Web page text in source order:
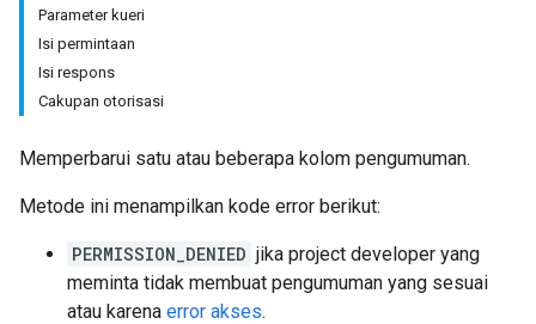
Parameter kueri
Isi permintaan
Isi respons
Cakupan otorisasi
Memperbarui satu atau beberapa kolom pengumuman.
Metode ini menampilkan kode error berikut:
PERMISSION_DENIED jika project developer yang
meminta tidak membuat pengumuman yang sesuai
atau karena error akses.